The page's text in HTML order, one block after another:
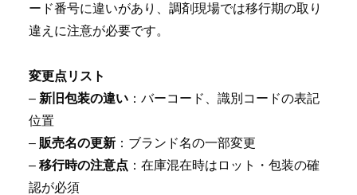
ード番号に違いがあり、調剤現場では移行期の取り
違えに注意が必要です。
変更点リスト
– 新旧包装の違い ：バーコード、識別コードの表記
位置
– 販売名の更新 ：ブランド名の一部変更
– 移行時の注意点 ：在庫混在時はロット・包装の確
認が必須